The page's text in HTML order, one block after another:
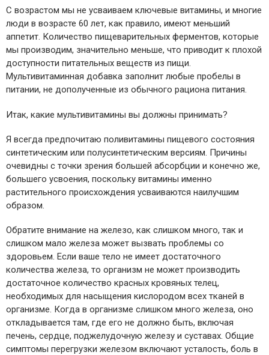
С возрастом мы не усваиваем ключевые витамины, и многие
люди в возрасте 60 лет, как правило, имеют меньший
аппетит. Количество пищеварительных ферментов, которые
мы производим, значительно меньше, что приводит к плохой
доступности питательных веществ из пищи.
Мультивитаминная добавка заполнит любые пробелы в
питании, не дополученные из обычного рациона питания.
Итак, какие мультивитамины вы должны принимать?
Я всегда предпочитаю поливитамины пищевого состояния
синтетическим или полусинтетическим версиям. Причины
очевидны с точки зрения большей абсорбции и конечно же,
большего усвоения, поскольку витамины именно
растительного происхождения усваиваются наилучшим
образом.
Обратите внимание на железо, как слишком много, так и
слишком мало железа может вызвать проблемы со
здоровьем. Если ваше тело не имеет достаточного
количества железа, то организм не может производить
достаточное количество красных кровяных телец,
необходимых для насыщения кислородом всех тканей в
организме. Когда в организме слишком много железа, оно
откладывается там, где его не должно быть, включая
печень, сердце, поджелудочную железу и суставах. Общие
симптомы перегрузки железом включают усталость, боль в